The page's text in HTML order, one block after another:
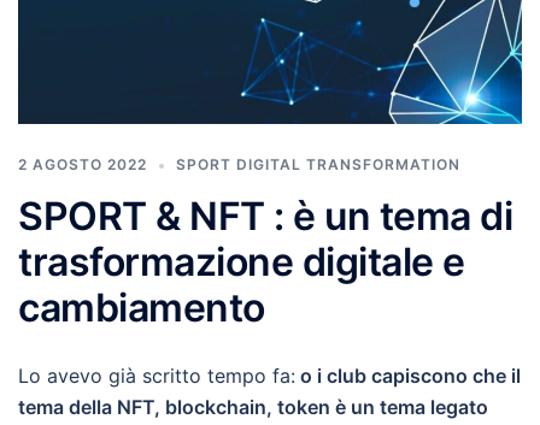
2 AGOSTO 2022 SPORT DIGITAL TRANSFORMATION
SPORT & NFT : è un tema di
trasformazione digitale e
cambiamento
Lo avevo già scritto tempo fa: o i club capiscono che il
tema della NFT, blockchain, token è un tema legato